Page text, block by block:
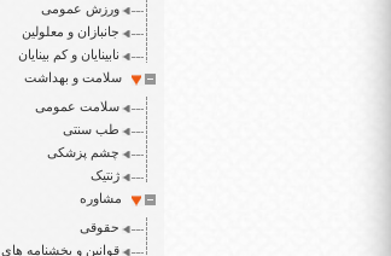
ورزش عمومی
جانبازان و معلولین
نابینایان و کم بینایان
سلامت و بهداشت
سلامت عمومی
طب سنتی
چشم پزشکی
ژنتیک
مشاوره
حقوقی
قوانین و بخشنامه های